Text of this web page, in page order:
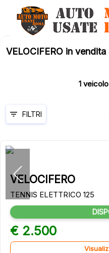
VELOCIFERO in
1
FILTRI
VELOCIFERO
TENNIS ELETTRICO 125
€ 2.500